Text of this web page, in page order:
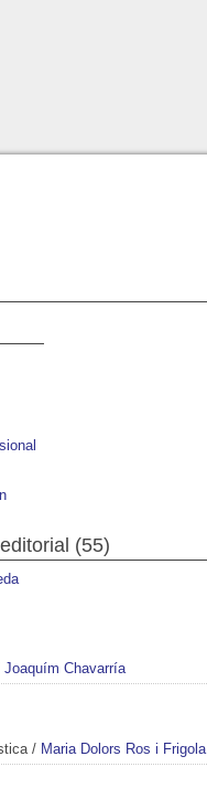
(55)
Joaquím Chavarría
/ Maria Dolors Ros i Frigola